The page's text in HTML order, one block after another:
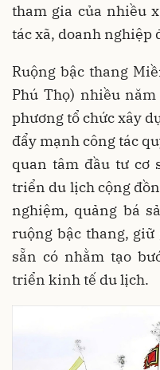
tham gia của nhiều
tác xã, doanh nghiệp
Ruộng bậc thang
Phú Thọ) nhiều
phương tổ chức xây
đẩy mạnh công tác
quan tâm đầu tư cơ
triển du lịch cộng
nghiệm, quảng bá
ruộng bậc thang,
sẵn có nhằm tạo
triển kinh tế du lịch.